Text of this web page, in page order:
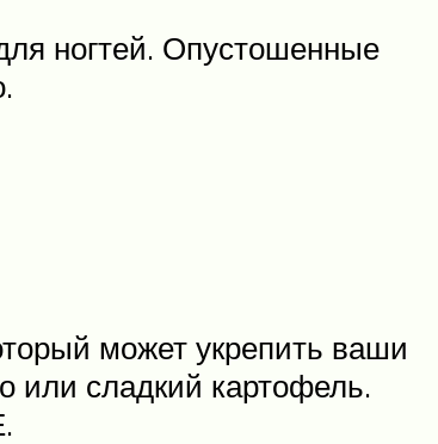
ногтей. Опустошенные
может укрепить ваши
или сладкий картофель.